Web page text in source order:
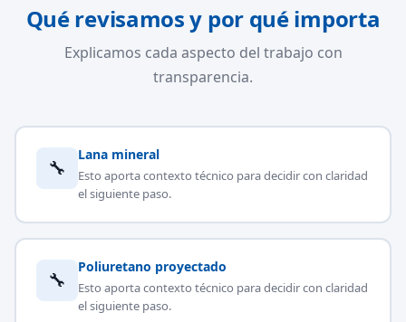
Qué revisamos y por qué importa
Explicamos cada aspecto del trabajo con
transparencia.
🔧
Lana mineral
Esto aporta contexto técnico para decidir con claridad
el siguiente paso.
🔧
Poliuretano proyectado
Esto aporta contexto técnico para decidir con claridad
el siguiente paso.